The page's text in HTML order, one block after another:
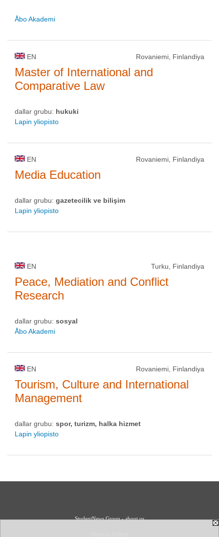
Åbo Akademi
EN Rovaniemi, Finlandiya
Master of International and
Comparative Law
dallar grubu: hukuki
Lapin yliopisto
EN Rovaniemi, Finlandiya
Media Education
dallar grubu: gazetecilik ve bilişim
Lapin yliopisto
EN Turku, Finlandiya
Peace, Mediation and Conflict
Research
dallar grubu: sosyal
Åbo Akademi
EN Rovaniemi, Finlandiya
Tourism, Culture and International
Management
dallar grubu: spor, turizm, halka hizmet
Lapin yliopisto
StudentNews Group - about us